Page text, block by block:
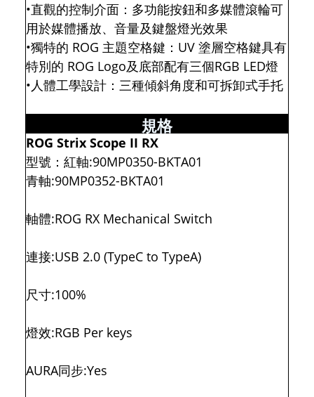
•直觀的控制介面：多功能按鈕和多媒體滾輪可
用於媒體播放、音量及鍵盤燈光效果
•獨特的 ROG 主題空格鍵：UV 塗層空格鍵具有
特別的 ROG Logo及底部配有三個RGB LED燈
•人體工學設計：三種傾斜角度和可拆卸式手托
規格
ROG Strix Scope II RX
型號：紅軸:90MP0350-BKTA01
青軸:90MP0352-BKTA01
軸體:ROG RX Mechanical Switch
連接:USB 2.0 (TypeC to TypeA)
尺寸:100%
燈效:RGB Per keys
AURA同步:Yes